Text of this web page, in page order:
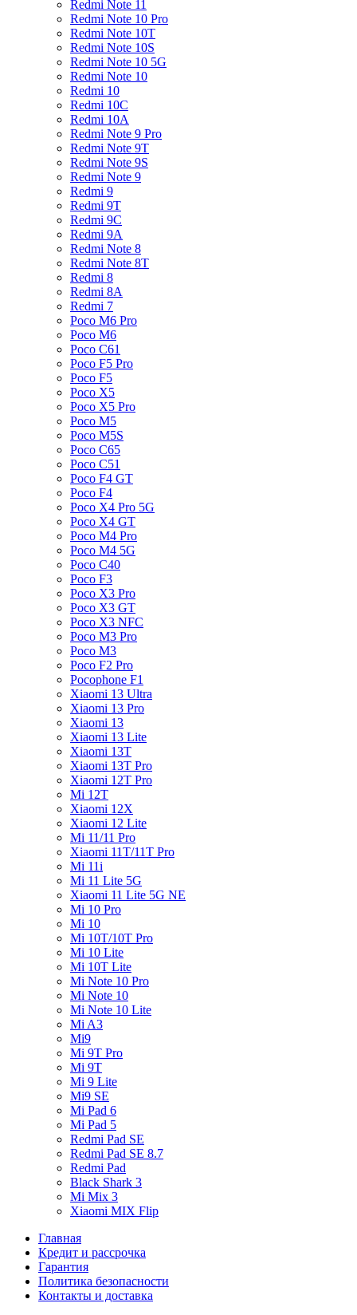
Redmi Note 11
Redmi Note 10 Pro
Redmi Note 10T
Redmi Note 10S
Redmi Note 10 5G
Redmi Note 10
Redmi 10
Redmi 10C
Redmi 10A
Redmi Note 9 Pro
Redmi Note 9T
Redmi Note 9S
Redmi Note 9
Redmi 9
Redmi 9T
Redmi 9C
Redmi 9A
Redmi Note 8
Redmi Note 8T
Redmi 8
Redmi 8A
Redmi 7
Poco M6 Pro
Poco M6
Poco C61
Poco F5 Pro
Poco F5
Poco X5
Poco X5 Pro
Poco M5
Poco M5S
Poco C65
Poco C51
Poco F4 GT
Poco F4
Poco X4 Pro 5G
Poco X4 GT
Poco M4 Pro
Poco M4 5G
Poco C40
Poco F3
Poco X3 Pro
Poco X3 GT
Poco X3 NFC
Poco M3 Pro
Poco M3
Poco F2 Pro
Pocophone F1
Xiaomi 13 Ultra
Xiaomi 13 Pro
Xiaomi 13
Xiaomi 13 Lite
Xiaomi 13T
Xiaomi 13T Pro
Xiaomi 12T Pro
Mi 12T
Xiaomi 12X
Xiaomi 12 Lite
Mi 11/11 Pro
Xiaomi 11T/11T Pro
Mi 11i
Mi 11 Lite 5G
Xiaomi 11 Lite 5G NE
Mi 10 Pro
Mi 10
Mi 10T/10T Pro
Mi 10 Lite
Mi 10T Lite
Mi Note 10 Pro
Mi Note 10
Mi Note 10 Lite
Mi A3
Mi9
Mi 9T Pro
Mi 9T
Mi 9 Lite
Mi9 SE
Mi Pad 6
Mi Pad 5
Redmi Pad SE
Redmi Pad SE 8.7
Redmi Pad
Black Shark 3
Mi Mix 3
Xiaomi MIX Flip
Главная
Кредит и рассрочка
Гарантия
Политика безопасности
Контакты и доставка